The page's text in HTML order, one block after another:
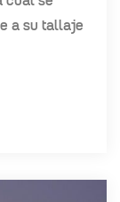
a su tallaje